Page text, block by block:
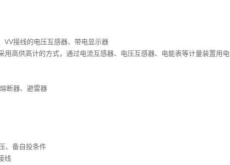
VV接线的电压互感器、带电显示器
用高供高计的方式，通过电流互感器、电压互感器、电能表等计量装置
断器、避雷器
、备自投条件
线